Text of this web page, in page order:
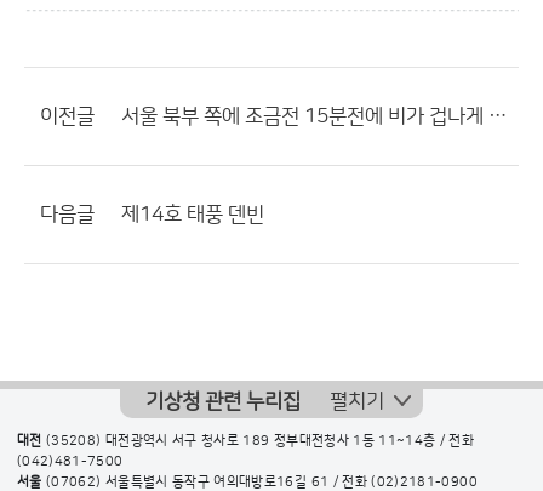
이전글 서울 북부 쪽에 조금전 15분전에 비가 겁나게 내렸는데 지금 조용함
다음글 제14호 태풍 덴빈
기상청 관련 누리집 펼치기
대전 (35208) 대전광역시 서구 청사로 189 정부대전청사 1동 11~14층 / 전화
(042)481-7500
서울 (07062) 서울특별시 동작구 여의대방로16길 61 / 전화(02)2181-0900